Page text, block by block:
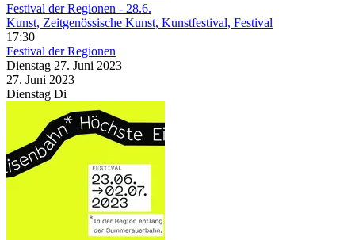
Festival der Regionen - 28.6.
Kunst, Zeitgenössische Kunst, Kunstfestival, Festival
17:30
Festival der Regionen
Dienstag 27. Juni 2023
27. Juni 2023
Dienstag Di